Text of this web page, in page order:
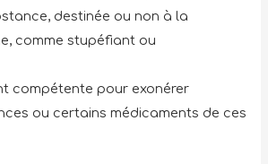
destinée ou non à la
comme stupéfiant ou
compétente pour exonérer
ou certains médicaments de ces